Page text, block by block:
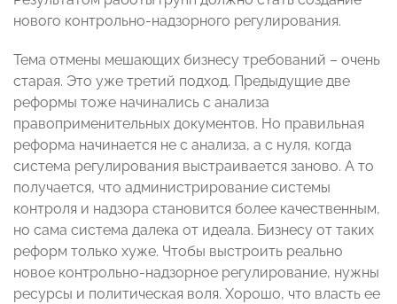
нового контрольно-надзорного регулирования.
Тема отмены мешающих бизнесу требований – очень
старая. Это уже третий подход. Предыдущие две
реформы тоже начинались с анализа
правоприменительных документов. Но правильная
реформа начинается не с анализа, а с нуля, когда
система регулирования выстраивается заново. А то
получается, что администрирование системы
контроля и надзора становится более качественным,
но сама система далека от идеала. Бизнесу от таких
реформ только хуже. Чтобы выстроить реально
новое контрольно-надзорное регулирование, нужны
ресурсы и политическая воля. Хорошо, что власть ее